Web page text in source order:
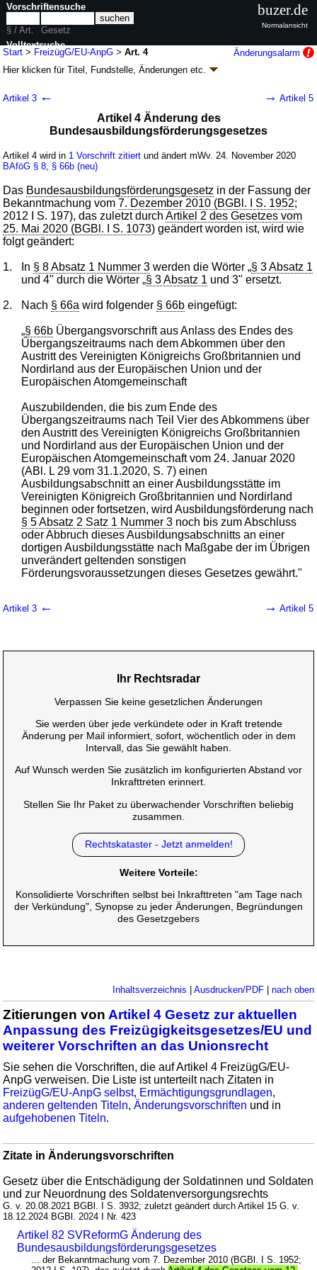
Start > FreizügG/EU-AnpG >Art. 4
Änderungsalarm
Hier klicken fürTitel, Fundstelle, Änderungen etc.
Freizügigkeitsgesetzes/EU und weiterer
Vorschriften an das Unionsrecht (FreizügG/EU-
k.a.Abk.)
G. v. 12.11.2020BGBl. I S. 2416(Nr. 53); Geltung ab 24.11.2020
6 Änderungen | Drucksachen / Entwurf / Begründung
wird in 9 Vorschriften zitiert
Artikel 3 ← → Artikel 5
Artikel 4 Änderung des
Bundesausbildungsförderungsgesetzes
Artikel 4 wird in 1 Vorschrift zitiert und ändert mWv. 24. November 2020
BAföG § 8 § 66b (neu)
Das Bundesausbildungsförderungsgesetz in der Fassung der
Bekanntmachung vom7. Dezember 2010 (BGBl. I S. 1952;
2012 I S. 197), das zuletzt durchArtikel 2 des Gesetzes vom
25. Mai 2020 (BGBl. I S. 1073) geändert worden ist, wird wie
folgt geändert:
1. In § 8 Absatz 1 Nummer 3 werden die Wörter „§ 3 Absatz 1
und 4" durch die Wörter „§ 3 Absatz 1 und 3" ersetzt.
2. Nach § 66a wird folgender § 66b eingefügt:
„§ 66b Übergangsvorschrift aus Anlass des Endes des
Übergangszeitraums nach dem Abkommen über den
Austritt des Vereinigten Königreichs Großbritannien und
Nordirland aus der Europäischen Union und der
Europäischen Atomgemeinschaft
Auszubildenden, die bis zum Ende des
Übergangszeitraums nach Teil Vier des Abkommens über
den Austritt des Vereinigten Königreichs Großbritannien
und Nordirland aus der Europäischen Union und der
Europäischen Atomgemeinschaft vom 24. Januar 2020
(ABl. L 29 vom 31.1.2020, S. 7) einen
Ausbildungsabschnitt an einer Ausbildungsstätte im
Vereinigten Königreich Großbritannien und Nordirland
beginnen oder fortsetzen, wird Ausbildungsförderung nach
§ 5 Absatz 2 Satz 1 Nummer 3 noch bis zum Abschluss
oder Abbruch dieses Ausbildungsabschnitts an einer
dortigen Ausbildungsstätte nach Maßgabe der im Übrigen
unverändert geltenden sonstigen
Förderungsvoraussetzungen dieses Gesetzes gewährt."
Artikel 3 ← → Artikel 5
Ihr Rechtsradar
Verpassen Sie keine gesetzlichen Änderungen
Sie werden über jede verkündete oder in Kraft tretende
Änderung per Mail informiert, sofort, wöchentlich oder in dem
Intervall, das Sie gewählt haben.
Auf Wunsch werden Sie zusätzlich im konfigurierten Abstand vor
Inkrafttreten erinnert.
Stellen Sie Ihr Paket zu überwachender Vorschriften beliebig
zusammen.
Rechtskataster - Jetzt anmelden!
Weitere Vorteile:
Konsolidierte Vorschriften selbst bei Inkrafttreten "am Tage nach
der Verkündung", Synopse zu jeder Änderungen, Begründungen
des Gesetzgebers
Inhaltsverzeichnis Ausdrucken/PDF| nach oben
Zitierungen von Artikel 4 Gesetz zur aktuellen
Anpassung des Freizügigkeitsgesetzes/EU und
weiterer Vorschriften an das Unionsrecht
Sie sehen die Vorschriften, die auf Artikel 4 FreizügG/EU-
AnpG verweisen. Die Liste ist unterteilt nach Zitaten in
FreizügG/EU-AnpG selbst, Ermächtigungsgrundlagen,
anderen geltenden Titeln,Änderungsvorschriften und in
aufgehobenen Titeln.
Zitate in Änderungsvorschriften
Gesetz über die Entschädigung der Soldatinnen und Soldaten
und zur Neuordnung des Soldatenversorgungsrechts
G. v. 20.08.2021 BGBl. I S. 3932; zuletzt geändert durch Artikel 15 G. v.
18.12.2024 BGBl. 2024 I Nr. 423
Artikel 82 SVReformG Änderung des
Bundesausbildungsförderungsgesetzes
... der Bekanntmachung vom 7. Dezember 2010 (BGBl. I S. 1952;
Vorschriftensuche
§ / Art.
Gesetz
Volltextsuche
nur in FreizügG/EU-AnpG
buzer.de
Normalansicht